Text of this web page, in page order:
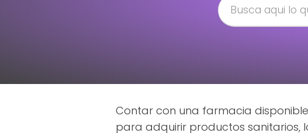
Contar con una farmacia
para adquirir productos sanitarios,